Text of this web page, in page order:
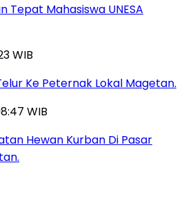
Tepat Mahasiswa UNESA
WIB
Ke Peternak Lokal Magetan.
WIB
Hewan Kurban Di Pasar